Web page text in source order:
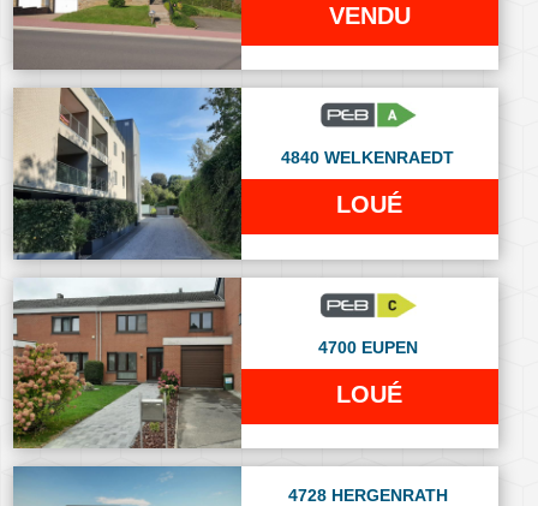
VENDU
4840 WELKENRAEDT
LOUÉ
4700 EUPEN
LOUÉ
4728 HERGENRATH